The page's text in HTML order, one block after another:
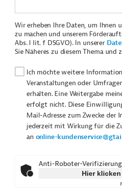
Wir erheben Ihre Daten, um Ihnen
zu machen und unserem
Abs. I lit. f DSGVO). In unserer
Sie Näheres zu diesem Thema und
Ich möchte weitere
Veranstaltungen oder
erhalten. Eine Weitergabe
erfolgt nicht. Diese
Mail-Adresse zum Zwecke der
jederzeit mit Wirkung für die
an online-
Anti-Roboter-Verifizierung
Hier klicken